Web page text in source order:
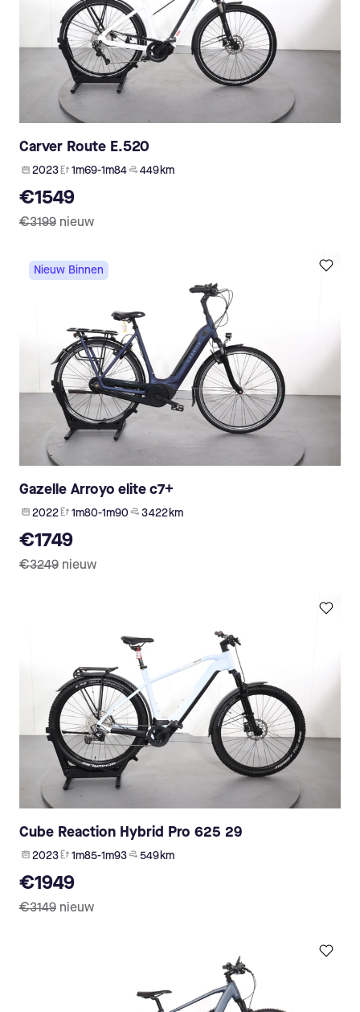
Carver Route E.520
2023 1m69-1m84 449 km
€1549
€3199 nieuw
Nieuw Binnen
Gazelle Arroyo elite c7+
2022 1m80-1m90 3 422 km
€1749
€3249 nieuw
Cube Reaction Hybrid Pro 625 29
2023 1m85-1m93 549 km
€1949
€3149 nieuw